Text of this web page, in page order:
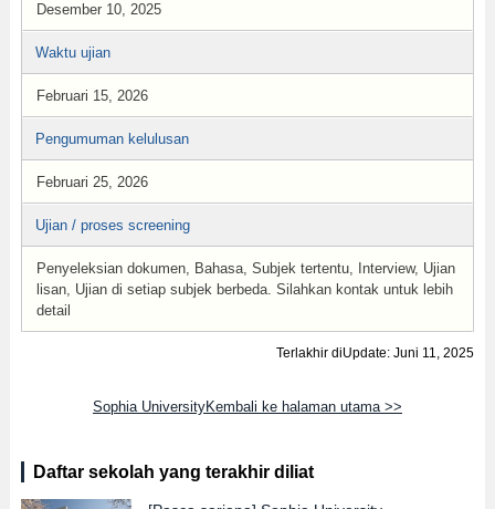
Desember 10, 2025
Waktu ujian
Februari 15, 2026
Pengumuman kelulusan
Februari 25, 2026
Ujian / proses screening
Penyeleksian dokumen, Bahasa, Subjek tertentu, Interview, Ujian
lisan, Ujian di setiap subjek berbeda. Silahkan kontak untuk lebih
detail
Terlakhir diUpdate: Juni 11, 2025
Sophia UniversityKembali ke halaman utama >>
Daftar sekolah yang terakhir diliat